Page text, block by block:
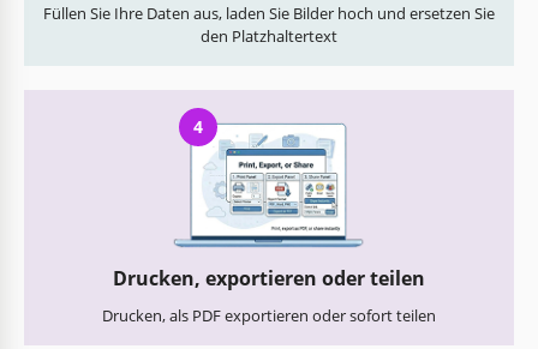
Füllen Sie Ihre Daten aus, laden Sie Bilder hoch und ersetzen Sie
den Platzhaltertext
4
Drucken, exportieren oder teilen
Drucken, als PDF exportieren oder sofort teilen